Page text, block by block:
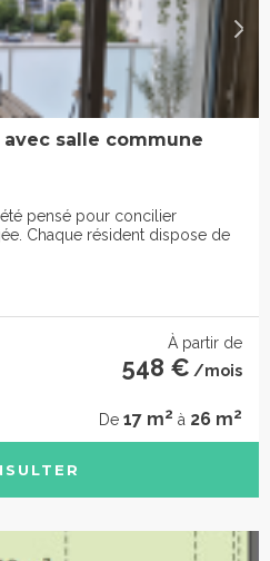
salle commune
pensé pour concilier
Chaque résident dispose de
À partir de
548 € /mois
De 17 m2 à 26 m2